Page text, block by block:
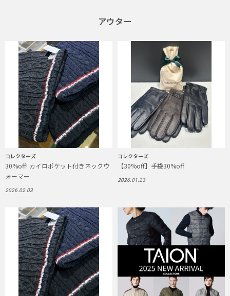
アウター
コレクターズ
30%off! カイロポケット付きネックウ
ォーマー
2026.02.03
コレクターズ
【30%off】手袋30%off
2026.01.23